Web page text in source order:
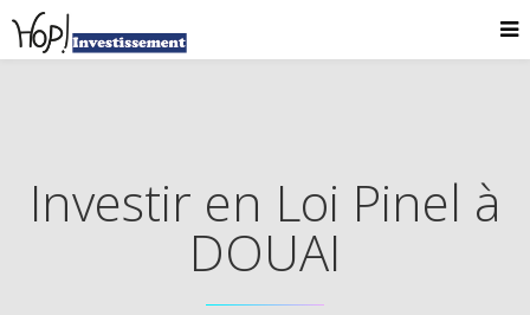
Investir en Loi Pinel à
DOUAI